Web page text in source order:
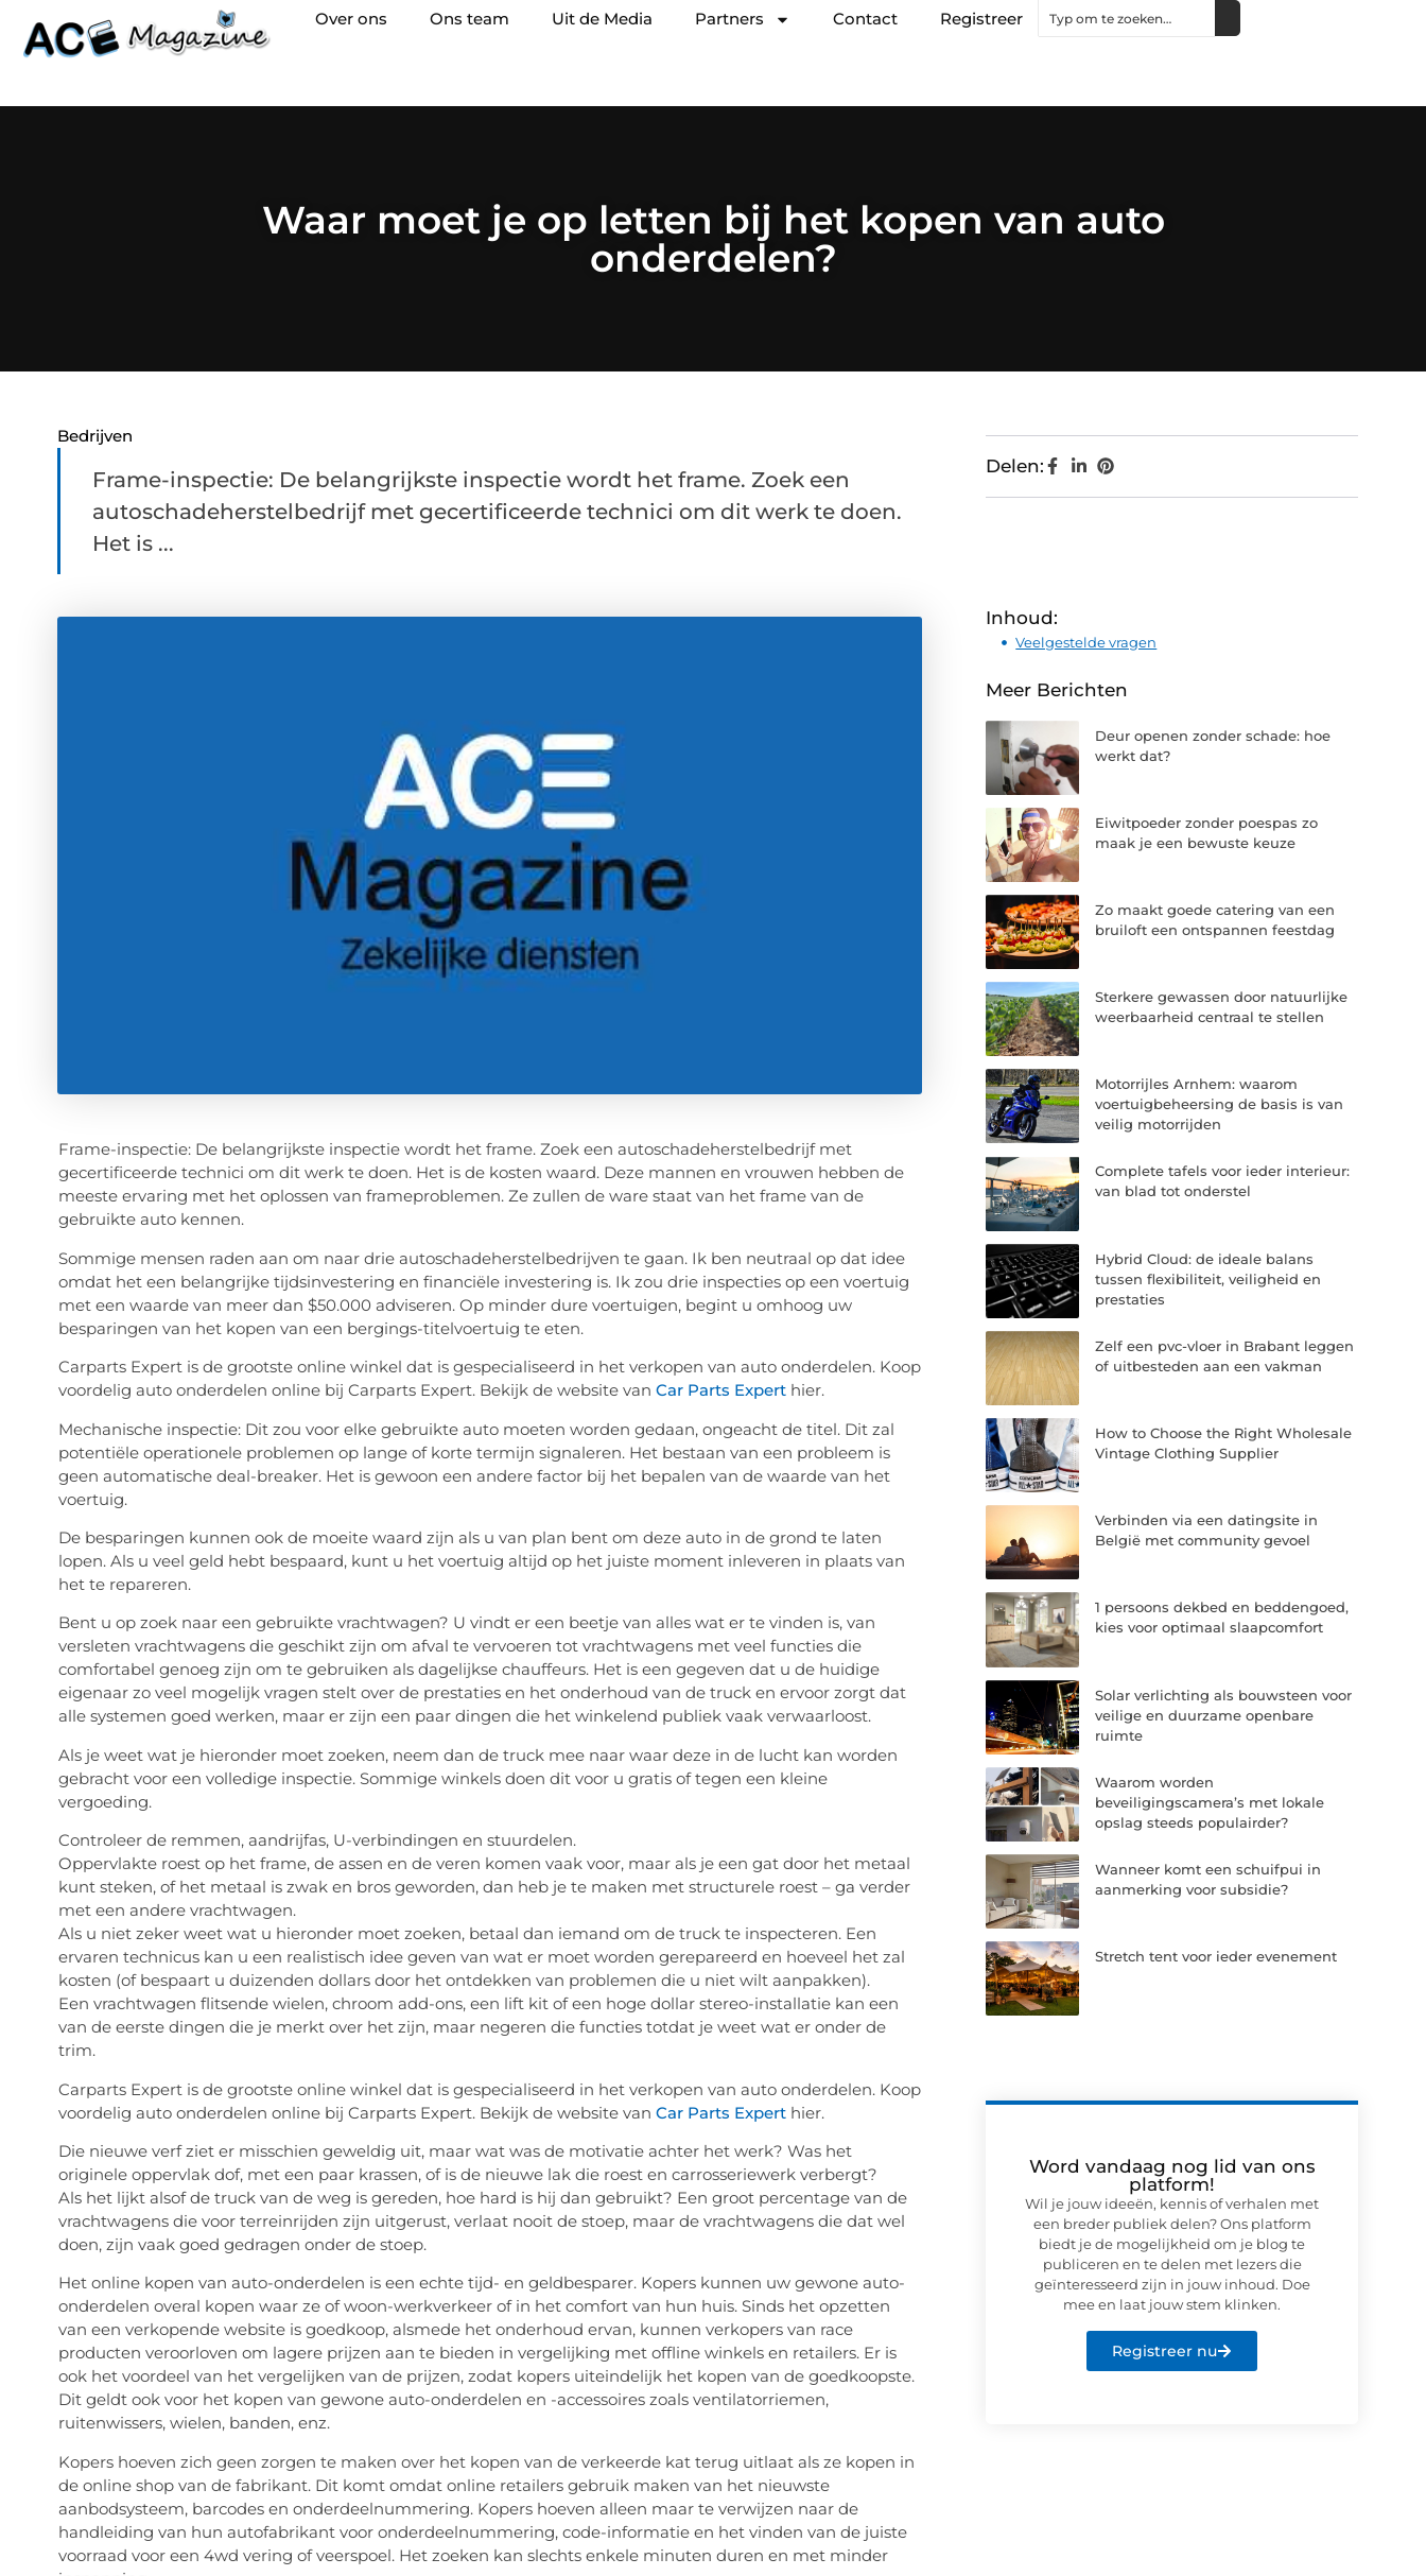
Over ons Ons team Uit de Media Partners Contact Registreer
Waar moet je op letten bij het kopen van auto
onderdelen?
Bedrijven
Frame-inspectie: De belangrijkste inspectie wordt het frame. Zoek een
autoschadeherstelbedrijf met gecertificeerde technici om dit werk te doen.
Het is ...
Frame-inspectie: De belangrijkste inspectie wordt het frame. Zoek een autoschadeherstelbedrijf met
gecertificeerde technici om dit werk te doen. Het is de kosten waard. Deze mannen en vrouwen hebben de
meeste ervaring met het oplossen van frameproblemen. Ze zullen de ware staat van het frame van de
gebruikte auto kennen.
Sommige mensen raden aan om naar drie autoschadeherstelbedrijven te gaan. Ik ben neutraal op dat idee
omdat het een belangrijke tijdsinvestering en financiële investering is. Ik zou drie inspecties op een voertuig
met een waarde van meer dan $50.000 adviseren. Op minder dure voertuigen, begint u omhoog uw
besparingen van het kopen van een bergings-titelvoertuig te eten.
Carparts Expert is de grootste online winkel dat is gespecialiseerd in het verkopen van auto onderdelen. Koop
voordelig auto onderdelen online bij Carparts Expert. Bekijk de website van Car Parts Experthier.
Mechanische inspectie: Dit zou voor elke gebruikte auto moeten worden gedaan, ongeacht de titel. Dit zal
potentiële operationele problemen op lange of korte termijn signaleren. Het bestaan van een probleem is
geen automatische deal-breaker. Het is gewoon een andere factor bij het bepalen van de waarde van het
voertuig.
De besparingen kunnen ook de moeite waard zijn als u van plan bent om deze auto in de grond te laten
lopen. Als u veel geld hebt bespaard, kunt u het voertuig altijd op het juiste moment inleveren in plaats van
het te repareren.
Bent u op zoek naar een gebruikte vrachtwagen? U vindt er een beetje van alles wat er te vinden is, van
versleten vrachtwagens die geschikt zijn om afval te vervoeren tot vrachtwagens met veel functies die
comfortabel genoeg zijn om te gebruiken als dagelijkse chauffeurs. Het is een gegeven dat u de huidige
eigenaar zo veel mogelijk vragen stelt over de prestaties en het onderhoud van de truck en ervoor zorgt dat
alle systemen goed werken, maar er zijn een paar dingen die het winkelend publiek vaak verwaarloost.
Als je weet wat je hieronder moet zoeken, neem dan de truck mee naar waar deze in de lucht kan worden
gebracht voor een volledige inspectie. Sommige winkels doen dit voor u gratis of tegen een kleine
vergoeding.
Controleer de remmen, aandrijfas, U-verbindingen en stuurdelen.
Oppervlakte roest op het frame, de assen en de veren komen vaak voor, maar als je een gat door het metaal
kunt steken, of het metaal is zwak en bros geworden, dan heb je te maken met structurele roest – ga verder
met een andere vrachtwagen.
Als u niet zeker weet wat u hieronder moet zoeken, betaal dan iemand om de truck te inspecteren. Een
ervaren technicus kan u een realistisch idee geven van wat er moet worden gerepareerd en hoeveel het zal
kosten (of bespaart u duizenden dollars door het ontdekken van problemen die u niet wilt aanpakken).
Een vrachtwagen flitsende wielen, chroom add-ons, een lift kit of een hoge dollar stereo-installatie kan een
van de eerste dingen die je merkt over het zijn, maar negeren die functies totdat je weet wat er onder de
trim.
Carparts Expert is de grootste online winkel dat is gespecialiseerd in het verkopen van auto onderdelen. Koop
voordelig auto onderdelen online bij Carparts Expert. Bekijk de website van Car Parts Experthier.
Die nieuwe verf ziet er misschien geweldig uit, maar wat was de motivatie achter het werk? Was het
originele oppervlak dof, met een paar krassen, of is de nieuwe lak die roest en carrosseriewerk verbergt?
Als het lijkt alsof de truck van de weg is gereden, hoe hard is hij dan gebruikt? Een groot percentage van de
vrachtwagens die voor terreinrijden zijn uitgerust, verlaat nooit de stoep, maar de vrachtwagens die dat wel
doen, zijn vaak goed gedragen onder de stoep.
Het online kopen van auto-onderdelen is een echte tijd- en geldbesparer. Kopers kunnen uw gewone auto-
onderdelen overal kopen waar ze of woon-werkverkeer of in het comfort van hun huis. Sinds het opzetten
van een verkopende website is goedkoop, alsmede het onderhoud ervan, kunnen verkopers van race
producten veroorloven om lagere prijzen aan te bieden in vergelijking met offline winkels en retailers. Er is
ook het voordeel van het vergelijken van de prijzen, zodat kopers uiteindelijk het kopen van de goedkoopste.
Dit geldt ook voor het kopen van gewone auto-onderdelen en -accessoires zoals ventilatorriemen,
ruitenwissers, wielen, banden, enz.
Kopers hoeven zich geen zorgen te maken over het kopen van de verkeerde kat terug uitlaat als ze kopen in
de online shop van de fabrikant. Dit komt omdat online retailers gebruik maken van het nieuwste
aanbodsysteem, barcodes en onderdeelnummering. Kopers hoeven alleen maar te verwijzen naar de
handleiding van hun autofabrikant voor onderdeelnummering, code-informatie en het vinden van de juiste
voorraad voor een 4wd vering of veerspoel. Het zoeken kan slechts enkele minuten duren en met minder
Delen:
Inhoud:
Veelgestelde vragen
Meer Berichten
Deur openen zonder schade: hoe
werkt dat?
Eiwitpoeder zonder poespas zo
maak je een bewuste keuze
Zo maakt goede catering van een
bruiloft een ontspannen feestdag
Sterkere gewassen door natuurlijke
weerbaarheid centraal te stellen
Motorrijles Arnhem: waarom
voertuigbeheersing de basis is van
veilig motorrijden
Complete tafels voor ieder interieur:
van blad tot onderstel
Hybrid Cloud: de ideale balans
tussen flexibiliteit, veiligheid en
prestaties
Zelf een pvc-vloer in Brabant leggen
of uitbesteden aan een vakman
How to Choose the Right Wholesale
Vintage Clothing Supplier
Verbinden via een datingsite in
België met community gevoel
1 persoons dekbed en beddengoed,
kies voor optimaal slaapcomfort
Solar verlichting als bouwsteen voor
veilige en duurzame openbare
ruimte
Waarom worden
beveiligingscamera’s met lokale
opslag steeds populairder?
Wanneer komt een schuifpui in
aanmerking voor subsidie?
Stretch tent voor ieder evenement
Word vandaag nog lid van ons
platform!
Wil je jouw ideeën, kennis of verhalen met
een breder publiek delen? Ons platform
biedt je de mogelijkheid om je blog te
publiceren en te delen met lezers die
geïnteresseerd zijn in jouw inhoud. Doe
mee en laat jouw stem klinken.
Registreer nu